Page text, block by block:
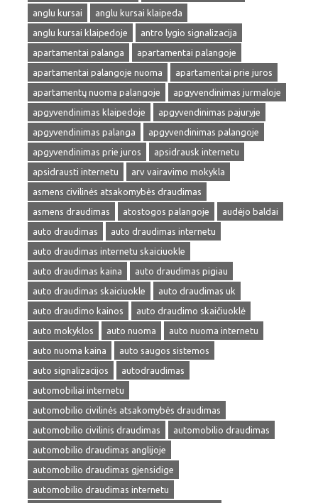
anglu kursai
anglu kursai klaipeda
anglu kursai klaipedoje
antro lygio signalizacija
apartamentai palanga
apartamentai palangoje
apartamentai palangoje nuoma
apartamentai prie juros
apartamentų nuoma palangoje
apgyvendinimas jurmaloje
apgyvendinimas klaipedoje
apgyvendinimas pajuryje
apgyvendinimas palanga
apgyvendinimas palangoje
apgyvendinimas prie juros
apsidrausk internetu
apsidrausti internetu
arv vairavimo mokykla
asmens civilinės atsakomybės draudimas
asmens draudimas
atostogos palangoje
audėjo baldai
auto draudimas
auto draudimas internetu
auto draudimas internetu skaiciuokle
auto draudimas kaina
auto draudimas pigiau
auto draudimas skaiciuokle
auto draudimas uk
auto draudimo kainos
auto draudimo skaičiuoklė
auto mokyklos
auto nuoma
auto nuoma internetu
auto nuoma kaina
auto saugos sistemos
auto signalizacijos
autodraudimas
automobiliai internetu
automobilio civilinės atsakomybės draudimas
automobilio civilinis draudimas
automobilio draudimas
automobilio draudimas anglijoje
automobilio draudimas gjensidige
automobilio draudimas internetu